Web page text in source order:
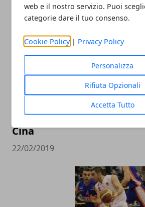
web e il nostro servizio. Puoi
categorie dare il tuo consenso.
Cookie Policy | Privacy Policy
Personalizza
Rifiuta Opzionali
Accetta Tutto
L’Italbasket contro
alla conquista del pass
Cina
22/02/2019